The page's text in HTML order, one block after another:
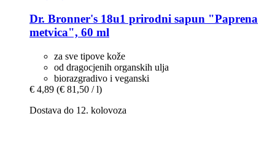
Dr. Bronner's 18u1 prirodni sapun "Paprena
metvica", 60 ml
za sve tipove kože
od dragocjenih organskih ulja
biorazgradivo i veganski
€ 4,89 (€ 81,50 / l)
Dostava do 12. kolovoza